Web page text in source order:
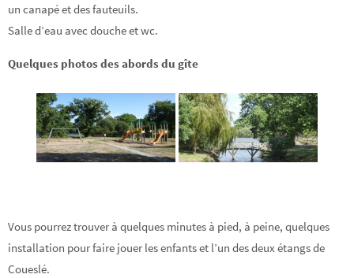
un canapé et des fauteuils.
Salle d’eau avec douche et wc.
Quelques photos des abords du gîte
Vous pourrez trouver à quelques minutes à pied, à peine, quelques
installation pour faire jouer les enfants et l’un des deux étangs de
Coueslé.